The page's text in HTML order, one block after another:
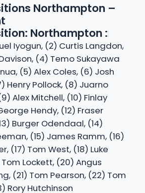
Northampton –
Northampton :
Iyogun, (2) Curtis Langdon,
(4) Temo Sukayawa
(5) Alex Coles, (6) Josh
Henry Pollock, (8) Juarno
Alex Mitchell, (10) Finlay
Hendy, (12) Fraser
Burger Odendaal, (14)
(15) James Ramm, (16)
(17) Tom West, (18) Luke
Tom Lockett, (20) Angus
(21) Tom Pearson, (22) Tom
Rory Hutchinson